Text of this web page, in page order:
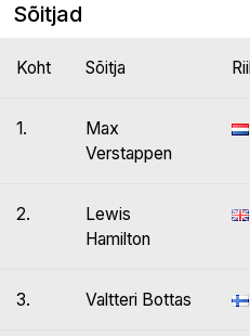
Sõitjad
Koht Sõitja
1.
Max
Verstappen
2.
Lewis
Hamilton
3. Valtteri Bottas